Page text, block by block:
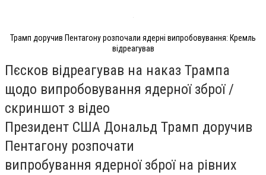
Трамп доручив Пентагону розпочали ядерні випробовування: Кремль
відреагував
Пєсков відреагував на наказ Трампа
щодо випробовування ядерної зброї /
скриншот з відео
Президент США Дональд Трамп доручив
Пентагону розпочати
випробування ядерної зброї на рівних